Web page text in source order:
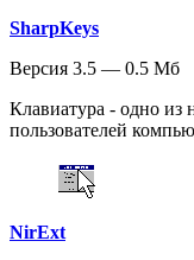
SharpKeys
Версия 3.5 — 0.5 Мб
Клавиатура - одно из
пользователей
NirExt